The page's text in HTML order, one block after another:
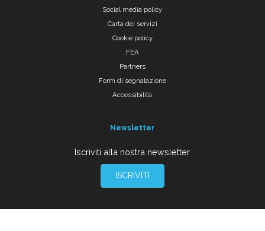
Social media policy
Carta dei servizi
Cookie policy
FEA
Partners
Form di segnalazione
Accessibilità
Newsletter
Iscriviti alla nostra newsletter
ISCRIVITI